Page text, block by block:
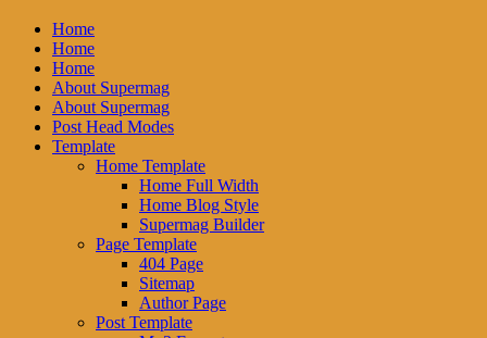
Home
Home
Home
About Supermag
About Supermag
Post Head Modes
Template
Home Template
Home Full Width
Home Blog Style
Supermag Builder
Page Template
404 Page
Sitemap
Author Page
Post Template